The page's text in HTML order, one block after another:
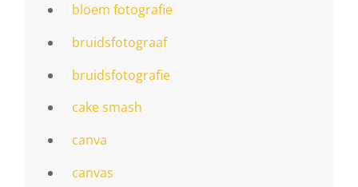
bloem fotografie
bruidsfotograaf
bruidsfotografie
cake smash
canva
canvas